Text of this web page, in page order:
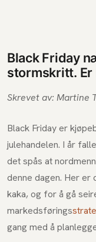
Black Friday
stormskritt.
Skrevet av: Martine
Black Friday er
julehandelen. I år
det spås at
denne dagen. Her er
kaka, og for å gå
markedsførings
gang med å